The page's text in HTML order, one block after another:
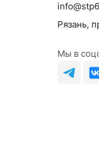
Рязань,
Мы в